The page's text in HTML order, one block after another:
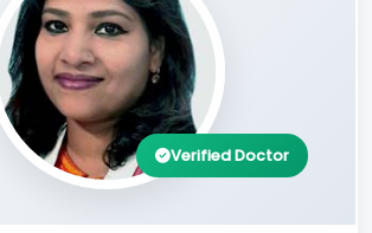
Verified Doctor